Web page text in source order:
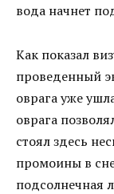
вода начнет
Как показал
проведенный
оврага уже
оврага
стоял здесь
промоины в
подсолнечная